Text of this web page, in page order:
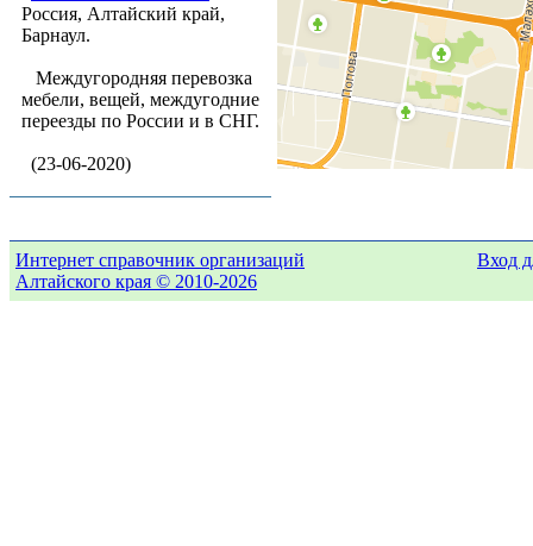
Россия, Алтайский край,
Барнаул.
Междугородняя перевозка
мебели, вещей, междугодние
переезды по России и в СНГ.
(23-06-2020)
Интернет справочник организаций
Алтайского края © 2010-2026
Вход